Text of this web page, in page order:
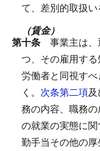
て、差別的取扱い
（賃金）
第十条 事業主は
つ、その雇用す
労働者と同視す
く。 次条第二項
務の内容、職務
の就業の実態に
勤手当その他の